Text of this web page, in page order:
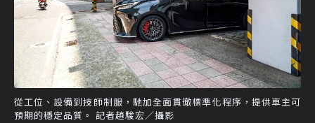
從工位、設備到技師制服，馳加全面貫徹標準化程序，提供車主可
預期的穩定品質。 記者趙駿宏／攝影